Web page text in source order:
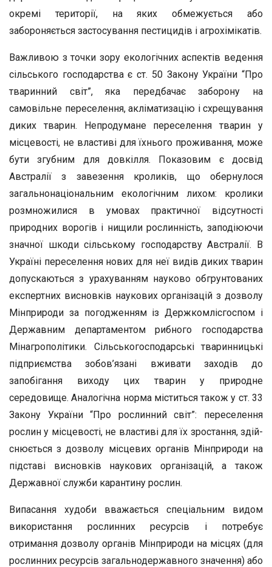
окремі території, на яких обмежується або
забороняєть­ся застосування пестицидів і агрохімікатів.
Важливою з точки зору екологічних аспектів ведення
сільсько­го господарства є ст. 50 Закону України “Про
тваринний світ”, яка передбачає заборону на
самовільне переселення, акліматизацію і схрещування
диких тварин. Непродумане переселення тварин у
місцевості, не властиві для їхнього проживання, може
бути згубним для довкілля. Показовим є досвід
Австралії з завезення кроликів, що обернулося
загальнонаціональним екологічним лихом: кролики
розмножилися в умовах практичної відсутності
природних ворогів і нищили рослинність, заподіюючи
значної шкоди сільському гос­подарству Австралії. В
Україні переселення нових для неї видів ди­ких тварин
допускаються з урахуванням науково обгрунтованих
експертних висновків наукових організацій з дозволу
Мінприроди за погодженням із Держкомлісгоспом і
Державним департаментом рибного господарства
Мінагрополітики. Сільськогосподарські тва­ринницькі
підприємства зобов’язані вживати заходів до
запобіган­ня виходу цих тварин у природне
середовище. Аналогічна норма міститься також у ст. 33
Закону України “Про рослинний світ”: пе­реселення
рослин у місцевості, не властиві для їх зростання, здій­
снюється з дозволу місцевих органів Мінприроди на
підставі вис­новків наукових організацій, а також
Державної служби карантину рослин.
Випасання худоби вважається спеціальним видом
використання рослинних ресурсів і потребує
отримання дозволу органів Мінпри­роди на місцях (для
рослинних ресурсів загальнодержавного зна­чення) або